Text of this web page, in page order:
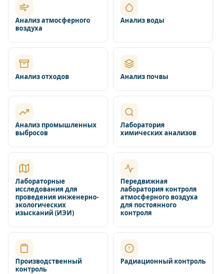
Анализ атмосферного
воздуха
Анализ воды
Анализ отходов Анализ почвы
Анализ промышленных
выбросов
Лаборатория
химических анализов
Лабораторные
исследования для
проведения инженерно-
экологических
изысканий (ИЭИ)
Передвижная
лаборатория контроля
атмосферного воздуха
для постоянного
контроля
Производственный
контроль
Радиационный контроль